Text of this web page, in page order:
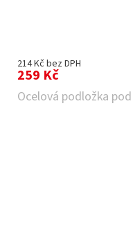
214 Kč bez DPH
259 Kč
Ocelová podložka